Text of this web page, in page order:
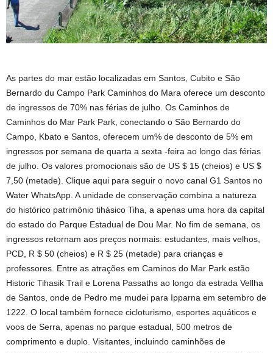
As partes do mar estão localizadas em Santos, Cubito e São
Bernardo du Campo Park Caminhos do Mara oferece um desconto
de ingressos de 70% nas férias de julho. Os Caminhos de
Caminhos do Mar Park Park, conectando o São Bernardo do
Campo, Kbato e Santos, oferecem um% de desconto de 5% em
ingressos por semana de quarta a sexta -feira ao longo das férias
de julho. Os valores promocionais são de US $ 15 (cheios) e US $
7,50 (metade). Clique aqui para seguir o novo canal G1 Santos no
Water WhatsApp. A unidade de conservação combina a natureza
do histórico patrimônio tihásico Tiha, a apenas uma hora da capital
do estado do Parque Estadual de Dou Mar. No fim de semana, os
ingressos retornam aos preços normais: estudantes, mais velhos,
PCD, R $ 50 (cheios) e R $ 25 (metade) para crianças e
professores. Entre as atrações em Caminos do Mar Park estão
Historic Tihasik Trail e Lorena Passaths ao longo da estrada Vellha
de Santos, onde de Pedro me mudei para Ipparna em setembro de
1222. O local também fornece cicloturismo, esportes aquáticos e
voos de Serra, apenas no parque estadual, 500 metros de
comprimento e duplo. Visitantes, incluindo caminhões de